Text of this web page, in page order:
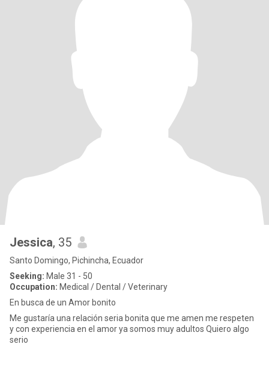
Jessica, 35
Santo Domingo, Pichincha, Ecuador
Seeking: Male 31 - 50
Occupation: Medical / Dental / Veterinary
En busca de un Amor bonito
Me gustaría una relación seria bonita que me amen me respeten
y con experiencia en el amor ya somos muy adultos Quiero algo
serio